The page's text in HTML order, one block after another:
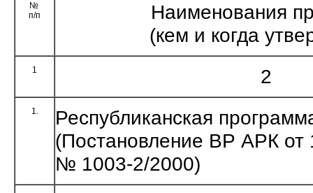
№
п/п
Наименования
(кем и когда
1 2
1.
Республиканская
(Постановление ВР АРК от
№ 1003-2/2000)